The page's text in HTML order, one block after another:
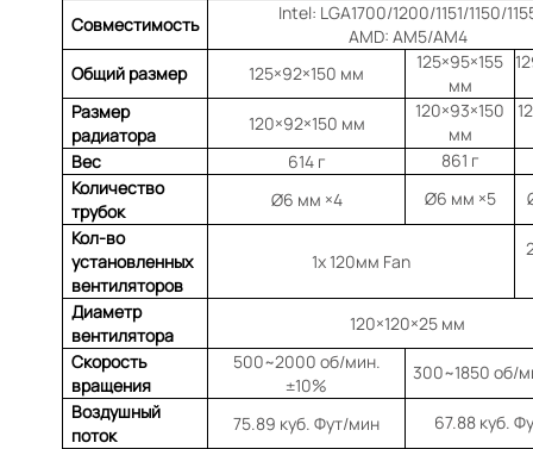
Совместимость
Intel: LGA1700/1200/1151/1150/
AMD: AM5/AM4
Общий размер
125×92×150 мм
125×95×155
мм
Размер
радиатора
120×92×150 мм
120×93×150
мм
Вес 614 г
861 г
Количество
трубок
Ø6 мм ×4 Ø6 мм ×5
Кол-во
установленных
вентиляторов
1x 120мм Fan
Диаметр
вентилятора
120×120×25 мм
Скорость
вращения
500~2000 об/мин.
±10%
300~1850 об/
Воздушный
поток
75.89 куб. Фут/мин
67.88 куб.